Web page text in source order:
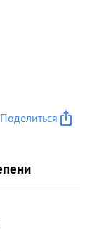
Поделиться